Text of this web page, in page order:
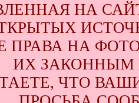
НА
ПРАВА НА
ИХ ЗАКОННЫМ
ЧТО